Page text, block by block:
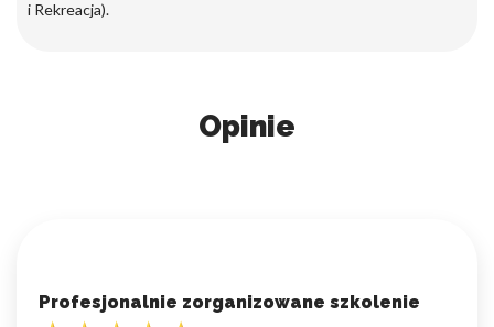
i Rekreacja).
Opinie
Profesjonalnie zorganizowane szkolenie